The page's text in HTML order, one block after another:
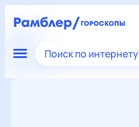
Поиск по интернету